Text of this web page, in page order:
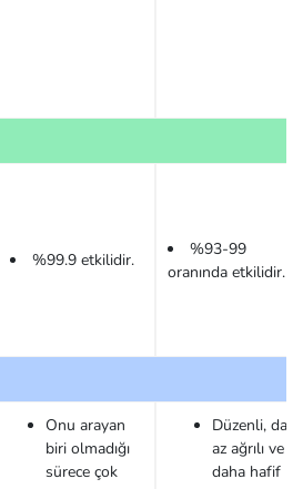
%99.9 etkilidir.
Onu arayan
biri olmadığı
sürece çok
%93-99
oranında etkilidir.
Düzenli, daha
az ağrılı ve
daha hafif